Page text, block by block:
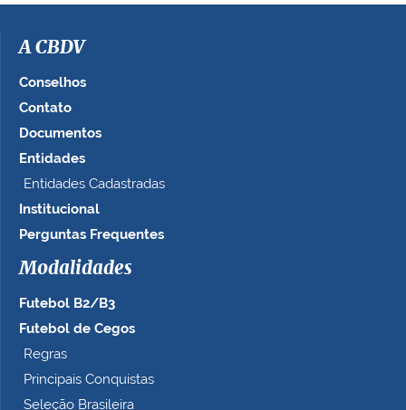
A CBDV
Conselhos
Contato
Documentos
Entidades
Entidades Cadastradas
Institucional
Perguntas Frequentes
Modalidades
Futebol B2/B3
Futebol de Cegos
Regras
Principais Conquistas
Seleção Brasileira